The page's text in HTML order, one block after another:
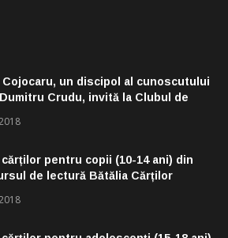
un discipol al cunoscutului
Crudu, invită la Clubul de
pentru copii (10-14 ani) din
de lectură Bătălia Cărților